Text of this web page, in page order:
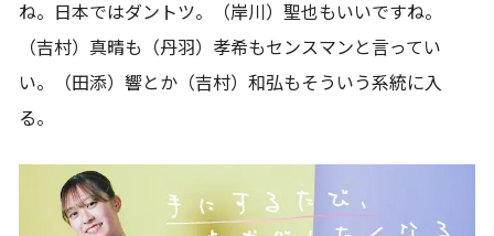
ね。日本ではダントツ。（岸川）聖也もいいですね。
（吉村）真晴も（丹羽）孝希もセンスマンと言ってい
い。（田添）響とか（吉村）和弘もそういう系統に入
る。